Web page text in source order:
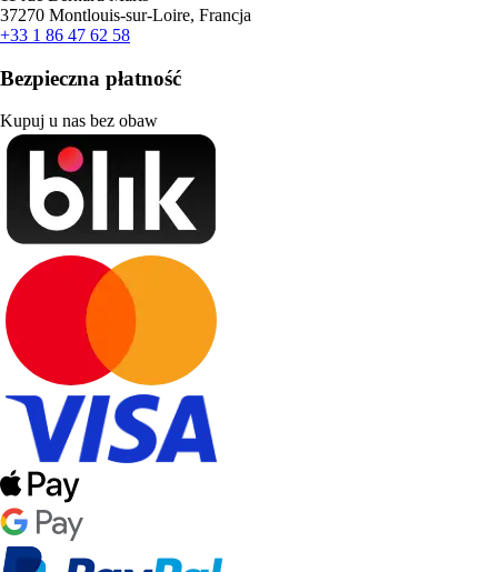
37270 Montlouis-sur-Loire, Francja
+33 1 86 47 62 58
Bezpieczna płatność
Kupuj u nas bez obaw